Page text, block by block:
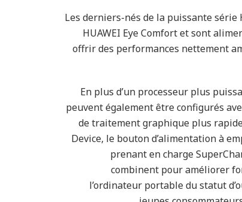
Les derniers-nés de la puissante
HUAWEI Eye Comfort et sont
offrir des performances nettement
En plus d’un processeur plus
peuvent également être configurés
de traitement graphique plus
Device, le bouton d’alimentation à
prenant en charge
combinent pour améliorer
l’ordinateur portable du statut